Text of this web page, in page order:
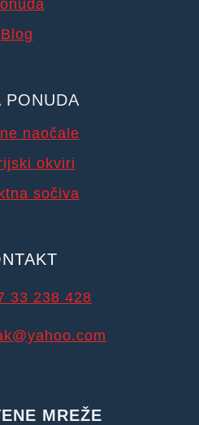
Blog
PONUDA
naočale
okviri
sočiva
33 238 428
MREŽE